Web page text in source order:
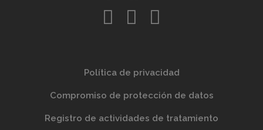
Política de privacidad
Compromiso de protección de datos
Registro de actividades de tratamiento